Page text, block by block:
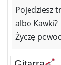
Pojedziesz
albo Kawki?
Życzę